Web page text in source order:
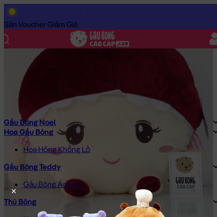
Săn Voucher Giảm Giá
Gấu Bông Noel
Hoa Gấu Bông
Hoa Hồng Khổng Lồ
Gấu Bông Teddy
Gấu Bông Áo Len
Thú Bông
Trang Chủ